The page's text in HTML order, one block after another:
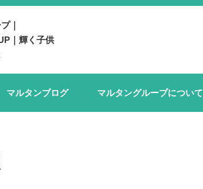
マルタンブログ マルタングループについて